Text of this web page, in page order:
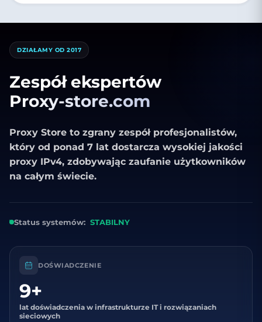
DZIAŁAMY OD 2017
Zespół ekspertów
Proxy-store.com
Proxy Store to zgrany zespół profesjonalistów,
który od ponad 7 lat dostarcza wysokiej jakości
proxy IPv4, zdobywając zaufanie użytkowników
na całym świecie.
Status systemów: STABILNY
DOŚWIADCZENIE
9+
lat doświadczenia w infrastrukturze IT i rozwiązaniach
sieciowych